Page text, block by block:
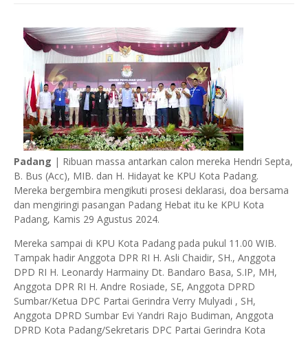
Padang | Ribuan massa antarkan calon mereka Hendri Septa,
B. Bus (Acc), MIB. dan H. Hidayat ke KPU Kota Padang.
Mereka bergembira mengikuti prosesi deklarasi, doa bersama
dan mengiringi pasangan Padang Hebat itu ke KPU Kota
Padang, Kamis 29 Agustus 2024.
Mereka sampai di KPU Kota Padang pada pukul 11.00 WIB.
Tampak hadir Anggota DPR RI H. Asli Chaidir, SH., Anggota
DPD RI H. Leonardy Harmainy Dt. Bandaro Basa, S.IP, MH,
Anggota DPR RI H. Andre Rosiade, SE, Anggota DPRD
Sumbar/Ketua DPC Partai Gerindra Verry Mulyadi , SH,
Anggota DPRD Sumbar Evi Yandri Rajo Budiman, Anggota
DPRD Kota Padang/Sekretaris DPC Partai Gerindra Kota